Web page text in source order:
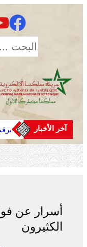
آخر الأخبار
أسرار عن
الكثيرون